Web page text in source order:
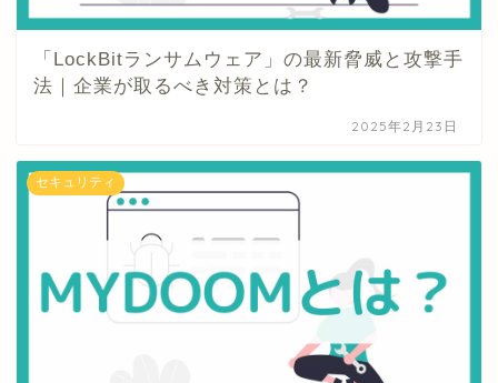
「LockBitランサムウェア」の最新脅威と攻撃手
法｜企業が取るべき対策とは？
2025年2月23日
セキュリティ